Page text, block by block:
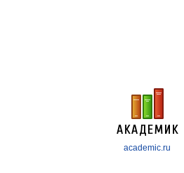
academic.ru